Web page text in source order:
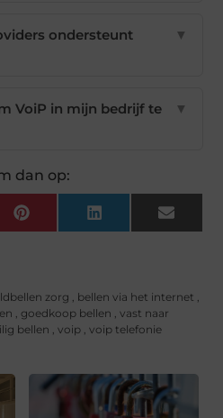
ondersteunt
▼
VoiP in mijn bedrijf te
▼
dan op:
Pinterest LinkedIn Email
zorg , bellen via het internet ,
,goedkoop bellen ,vast naar
bellen ,voip ,voip telefonie